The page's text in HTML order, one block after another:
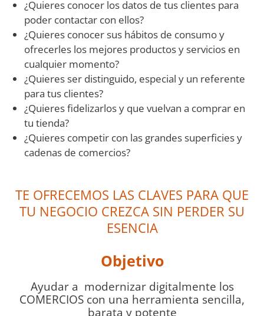
poder contactar con ellos?
¿Quieres conocer sus hábitos de consumo y
ofrecerles los mejores productos y servicios en
cualquier momento?
¿Quieres ser distinguido, especial y un referente
para tus clientes?
¿Quieres fidelizarlos y que vuelvan a comprar en
tu tienda?
¿Quieres competir con las grandes superficies y
cadenas de comercios?
TU NEGOCIO CREZCA SIN PERDER SU
ESENCIA
Ayudar a modernizar digitalmente los
COMERCIOS con una herramienta sencilla,
barata y potente